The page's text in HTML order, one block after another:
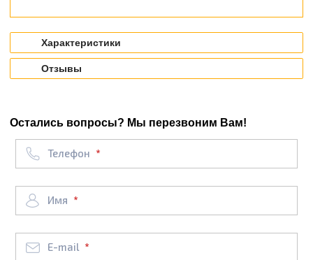
Характеристики
Отзывы
Остались вопросы? Мы перезвоним Вам!
Телефон
Имя
E-mail